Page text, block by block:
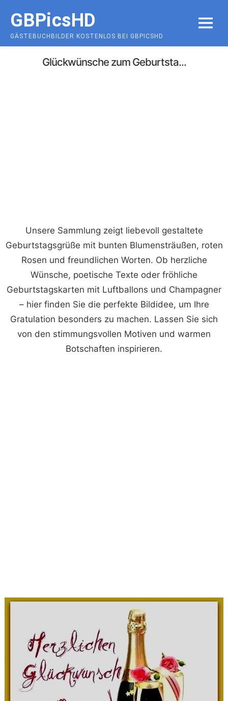
content
GBPicsHD
GÄSTEBUCHBILDER KOSTENLOS BEI GBPICSHD
MENU
Glückwünsche zum Geburtsta...
Unsere Sammlung zeigt liebevoll gestaltete
Geburtstagsgrüße mit bunten Blumensträußen, roten
Rosen und freundlichen Worten. Ob herzliche
Wünsche, poetische Texte oder fröhliche
Geburtstagskarten mit Luftballons und Champagner
– hier finden Sie die perfekte Bildidee, um Ihre
Gratulation besonders zu machen. Lassen Sie sich
von den stimmungsvollen Motiven und warmen
Botschaften inspirieren.